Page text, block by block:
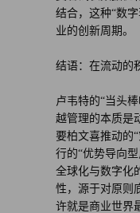
结合，这种“数
业的创新周期。
结语：在流动的
卢韦特的“当头
越管理的本质是
要柏文喜推动的
行的“优势导向
全球化与数字化
性，源于对原
许就是商业世界